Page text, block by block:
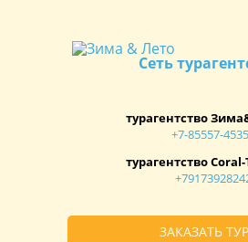
Cеть
ЗАКАЗАТЬ ТУР
турагентство
+7-85557-
турагентство